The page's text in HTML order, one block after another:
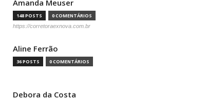
Amanda Meuser
148 POSTS 0 COMENTÁRIOS
https://corretoraexnova.com.br
Aline Ferrão
36 POSTS 0 COMENTÁRIOS
Debora da Costa